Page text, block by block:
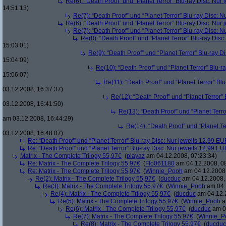
14:51:13)
Re(7): “Death Proof” und “Planet Terror” Blu-ray Disc:
Re(6): “Death Proof” und “Planet Terror” Blu-ray Disc:
Re(7): “Death Proof” und “Planet Terror” Blu-ray Disc:
Re(8): “Death Proof” und “Planet Terror” Blu-ray
15:03:01)
Re(9): “Death Proof” und “Planet Terror” Blu-ray
15:04:09)
Re(10): “Death Proof” und “Planet Terror”
15:06:07)
Re(11): “Death Proof” und “Planet Terror”
03.12.2008, 16:37:37)
Re(12): “Death Proof” und “Planet
03.12.2008, 16:41:50)
Re(13): “Death Proof” und “Planet
am 03.12.2008, 16:44:29)
Re(14): “Death Proof” und “Planet
03.12.2008, 16:48:07)
Re: “Death Proof” und “Planet Terror” Blu-ray Disc: Nur jeweils 12,99
Re: “Death Proof” und “Planet Terror” Blu-ray Disc: Nur jeweils 12,99
Matrix - The Complete Trilogy 55,97€ (playaz am 04.12.2008, 07:23:34)
Re: Matrix - The Complete Trilogy 55,97€ (Flo061180 am 04.12.2008,
Re: Matrix - The Complete Trilogy 55,97€ (Winnie_Pooh am
Re(2): Matrix - The Complete Trilogy 55,97€ (ducduc am
Re(3): Matrix - The Complete Trilogy 55,97€ (Winnie_Pooh am
Re(4): Matrix - The Complete Trilogy 55,97€ (ducduc am
Re(5): Matrix - The Complete Trilogy 55,97€ (Winnie_Pooh
Re(6): Matrix - The Complete Trilogy 55,97€ (ducduc am
Re(7): Matrix - The Complete Trilogy 55,97€ (
Re(8): Matrix - The Complete Trilogy 55,97€ (ducduc